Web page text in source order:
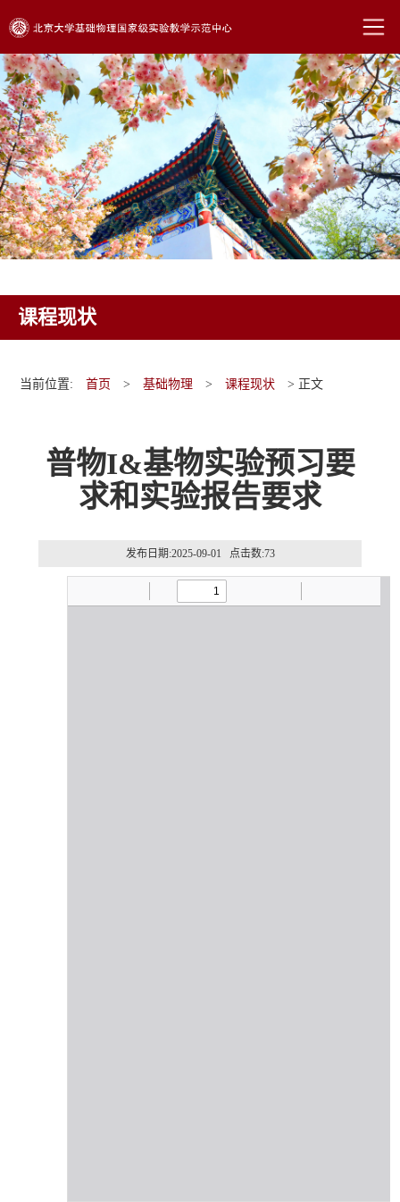
课程现状
当前位置: 首页 > 基础物理 > 课程现状 > 正文
普物I&基物实验预习要
求和实验报告要求
发布日期:2025-09-01 点击数:73